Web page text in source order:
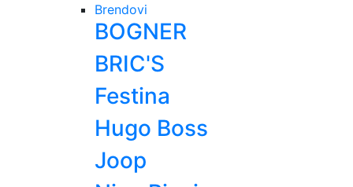
Brendovi
BOGNER
BRIC'S
Festina
Hugo Boss
Joop